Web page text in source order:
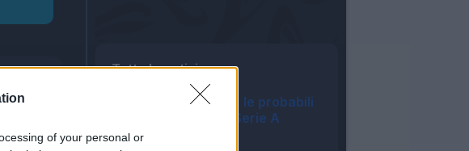
of your personal or
Tutte le notizie
Asta Fantacalcio, le probabili
formazioni della Serie A
Enilive 2026/27